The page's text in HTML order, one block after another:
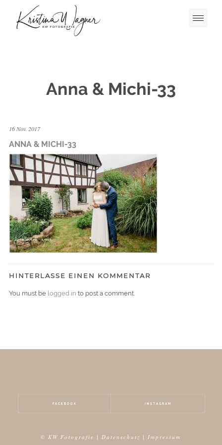
Anna & Michi-33
16 Nov. 2017
ANNA & MICHI-33
HINTERLASSE EINEN KOMMENTAR
You must be logged in to post a comment.
FACEBOOK INSTAGRAM
© KW Fotografie |Datenschutz |Impressum